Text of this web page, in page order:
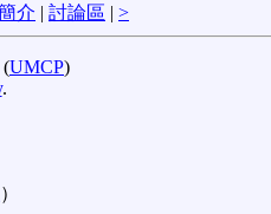
介 | 討論區 | >
(UMCP)
.
）